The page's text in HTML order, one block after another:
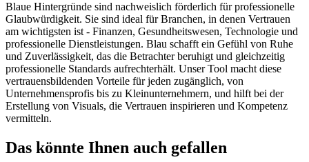
Blaue Hintergründe sind nachweislich förderlich für professionelle
Glaubwürdigkeit. Sie sind ideal für Branchen, in denen Vertrauen
am wichtigsten ist - Finanzen, Gesundheitswesen, Technologie und
professionelle Dienstleistungen. Blau schafft ein Gefühl von Ruhe
und Zuverlässigkeit, das die Betrachter beruhigt und gleichzeitig
professionelle Standards aufrechterhält. Unser Tool macht diese
vertrauensbildenden Vorteile für jeden zugänglich, von
Unternehmensprofis bis zu Kleinunternehmern, und hilft bei der
Erstellung von Visuals, die Vertrauen inspirieren und Kompetenz
vermitteln.
Das könnte Ihnen auch gefallen